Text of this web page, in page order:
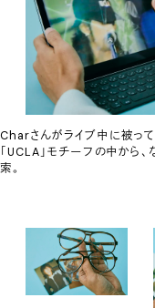
Charさんがライブ中に被って
「UCLA」モチーフの中から
索。